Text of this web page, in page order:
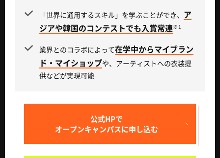
「世界に通用するスキル」を学ぶことができ、 ア
ジアや韓国のコンテストでも入賞常連※1
業界とのコラボによって在学中からマイブラン
ド・マイショップや、アーティストへの衣装提
供などが実現可能
公式HPで
オープンキャンパスに申し込む